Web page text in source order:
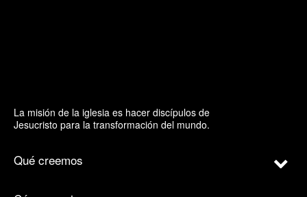
La misión de la iglesia es hacer discípulos de
Jesucristo para la transformación del mundo.
Qué creemos